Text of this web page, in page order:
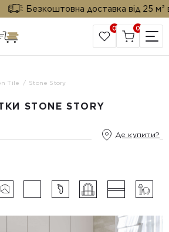
Безкоштовна доставка від 25 м² від
САЙТ КОМПАНІЇ
0 0
Tile Stone Story
STONE STORY
Де купити?